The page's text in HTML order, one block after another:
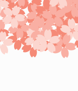
Skip
to
content